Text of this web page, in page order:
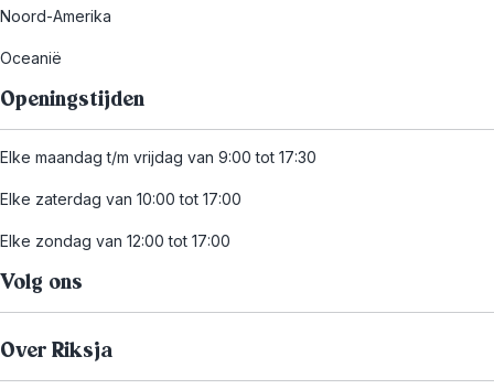
Noord-Amerika
Oceanië
Openingstijden
Elke maandag t/m vrijdag van 9:00 tot 17:30
Elke zaterdag van 10:00 tot 17:00
Elke zondag van 12:00 tot 17:00
Volg ons
Over Riksja